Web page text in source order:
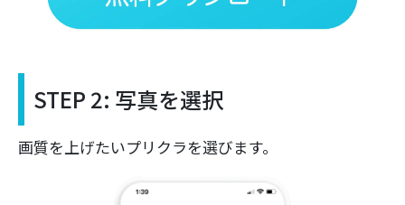
STEP 2: 写真を選択
画質を上げたいプリクラを選びます。